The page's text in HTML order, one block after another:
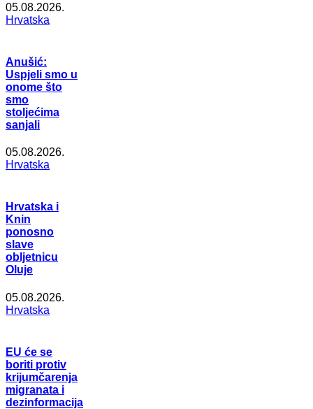
05.08.2026.
Hrvatska
Anušić:
Uspjeli smo u
onome što
smo
stoljećima
sanjali
05.08.2026.
Hrvatska
Hrvatska i
Knin
ponosno
slave
obljetnicu
Oluje
05.08.2026.
Hrvatska
EU će se
boriti protiv
krijumčarenja
migranata i
dezinformacija